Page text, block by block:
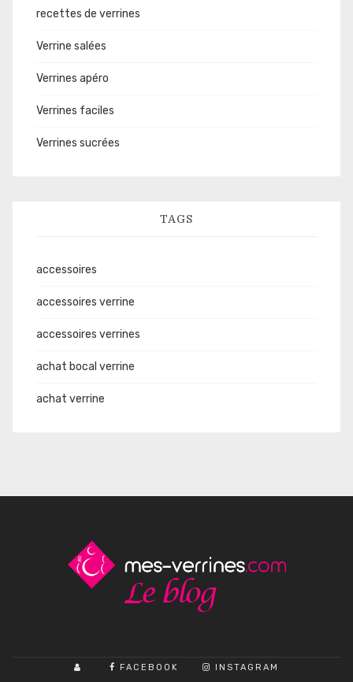
recettes de verrines
Verrine salées
Verrines apéro
Verrines faciles
Verrines sucrées
TAGS
accessoires
accessoires verrine
accessoires verrines
achat bocal verrine
achat verrine
FACEBOOK INSTAGRAM